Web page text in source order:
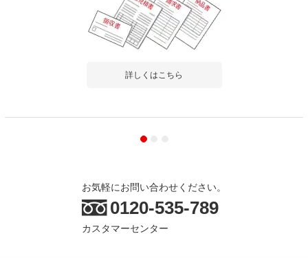
詳しくはこちら
お気軽にお問い合わせください。
0120-535-789
カスタマーセンター